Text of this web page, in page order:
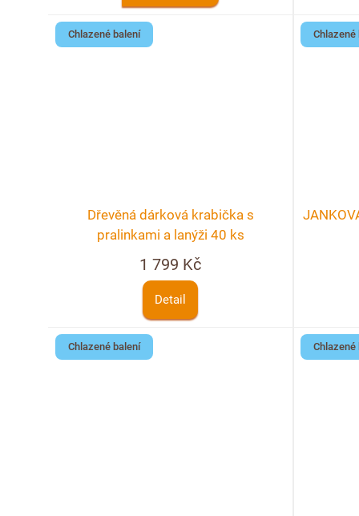
Chlazené balení
Dřevěná dárková krabička s
pralinkami a lanýži 40 ks
1 799 Kč
Detail
Chlazené
Chlazené balení Chlazené